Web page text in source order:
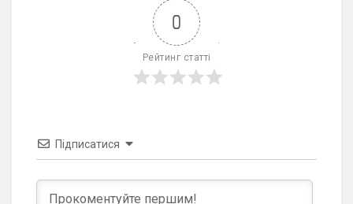
0
Рейтинг статті
Підписатися